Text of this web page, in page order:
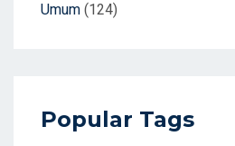
Umum (124)
Popular Tags